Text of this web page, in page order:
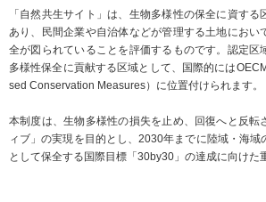
第三者保証
社外からの評価
GRIスタンダード対照表
編集方針・レポート・ニュース
編集方針
「自然共生サイト」は、生物多様性の保全に資す
あり、民間企業や自治体などが管理する土地におい
全が図られていることを評価するものです。認定区
多様性保全に貢献する区域として、国際的には
sed Conservation Measures）に位置付けられます。
本制度は、生物多様性の損失を止め、回復へと反転
ィブ」の実現を目的とし、2030年までに陸域・海域
として保全する国際目標「30by30」の達成に向けた